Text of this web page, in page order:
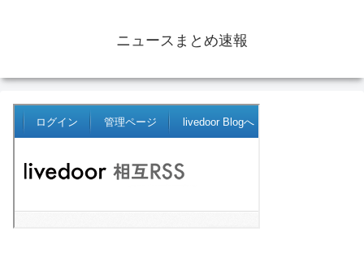
ニュースまとめ速報